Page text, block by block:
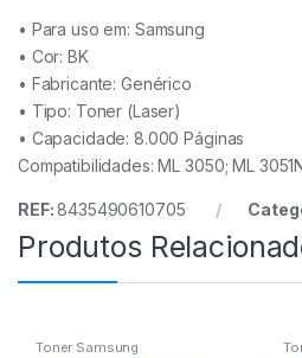
• Para uso em: Samsung
• Cor: BK
• Fabricante:Genérico
• Tipo: Toner (Laser)
• Capacidade:8.000 Páginas
Compatibilidades: ML 3050; ML
REF:8435490610705
Produtos
Toner Samsung